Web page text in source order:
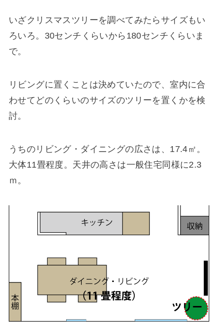
いざクリスマスツリーを調べてみたらサイズもい
ろいろ。30センチくらいから180センチくらいま
で。
リビングに置くことは決めていたので、室内に合
わせてどのくらいのサイズのツリーを置くかを検
討。
うちのリビング・ダイニングの広さは、17.4㎡。
大体11畳程度。天井の高さは一般住宅同様に2.3
ｍ。